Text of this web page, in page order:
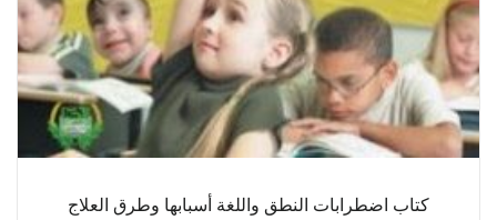
كتاب اضطرابات النطق واللغة أسبابها وطرق العلاج